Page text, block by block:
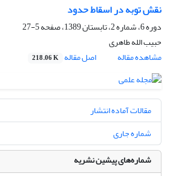
نقش توبه در اسقاط حدود
دوره 6، شماره 2، تابستان 1389، صفحه
5-27
حبیب الله طاهری
مشاهده مقاله
اصل مقاله 218.06 K
مقالات آماده انتشار
شماره جاری
شماره‌های پیشین نشریه